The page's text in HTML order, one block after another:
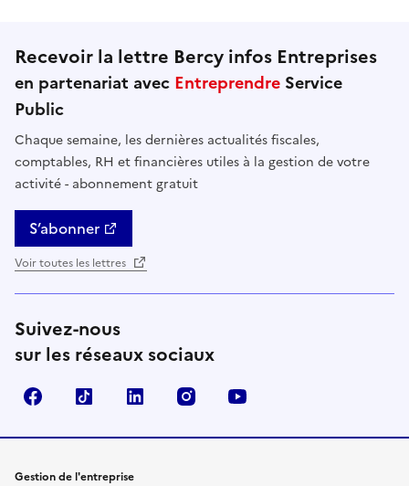
Recevoir la lettre Bercy infos Entreprises
en partenariat avec Entreprendre Service
Public
Chaque semaine, les dernières actualités fiscales,
comptables, RH et financières utiles à la gestion de votre
activité - abonnement gratuit
S’abonner
Voir toutes les lettres
Suivez-nous
sur les réseaux sociaux
FacebookTikTok Linkedin Instagram
Gestion de l'entreprise